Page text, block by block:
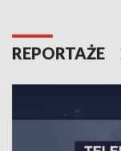
REPORTAŻE